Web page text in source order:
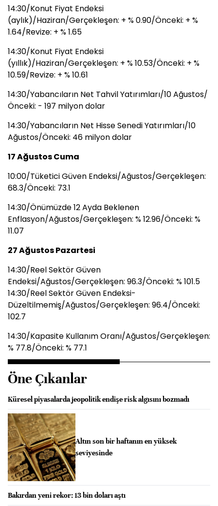
14:30/Konut Fiyat Endeksi
(aylık)/Haziran/Gerçekleşen: + % 0.90/Önceki: + %
1.64/Revize: + % 1.65
14:30/Konut Fiyat Endeksi
(yıllık)/Haziran/Gerçekleşen: + % 10.53/Önceki: + %
10.59/Revize: + % 10.61
14:30/Yabancıların Net Tahvil Yatırımları/10 Ağustos/
Önceki: - 197 milyon dolar
14:30/Yabancıların Net Hisse Senedi Yatırımları/10
Ağustos/Önceki: 46 milyon dolar
17 Ağustos Cuma
10:00/Tüketici Güven Endeksi/Ağustos/Gerçekleşen:
68.3/Önceki: 73.1
14:30/Önümüzde 12 Ayda Beklenen
Enflasyon/Ağustos/Gerçekleşen: % 12.96/Önceki: %
11.07
27 Ağustos Pazartesi
14:30/Reel Sektör Güven
Endeksi/Ağustos/Gerçekleşen: 96.3/Önceki: % 101.5
14:30/Reel Sektör Güven Endeksi-
Düzeltilmemiş/Ağustos/Gerçekleşen: 96.4/Önceki:
102.7
14:30/Kapasite Kullanım Oranı/Ağustos/Gerçekleşen:
% 77.8/Önceki: % 77.1
Öne Çıkanlar
Küresel piyasalarda jeopolitik endişe risk algısını bozmadı
Altın son bir haftanın en yüksek
seviyesinde
Bakırdan yeni rekor: 13 bin doları aştı